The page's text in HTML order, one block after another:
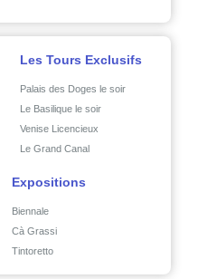
Les Tours Exclusifs
Palais des Doges le soir
Le Basilique le soir
Venise Licencieux
Le Grand Canal
Expositions
Biennale
Cà Grassi
Tintoretto